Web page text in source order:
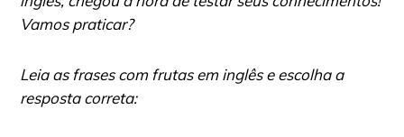
Vamos praticar?
Leia as frases com frutas em inglês e escolha a
resposta correta: